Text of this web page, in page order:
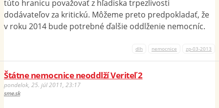
túto hranicu považovať z hľadiska trpezlivosti
dodávateľov za kritickú. Môžeme preto predpokladať, že
v roku 2014 bude potrebné ďalšie oddlženie nemocníc.
dlh nemocnice zp-03-2013
Štátne nemocnice neoddlží Veriteľ 2
pondelok, 25. júl 2011, 23:17
sme.sk